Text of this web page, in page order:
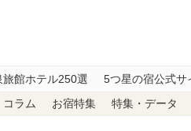
旅館ホテル250選 5つ星の宿公式サ
コラム お宿特集 特集・データ